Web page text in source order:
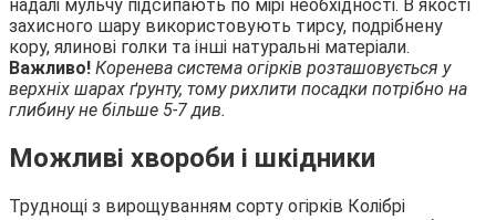
надалі мульчу підсипають по мірі необхідності. В якості
захисного шару використовують тирсу, подрібнену
кору, ялинові голки та інші натуральні матеріали.
Важливо! Коренева система огірків розташовується у
верхніх шарах ґрунту, тому рихлити посадки потрібно на
глибину не більше 5-7 див.
Можливі хвороби і шкідники
Труднощі з вирощуванням сорту огірків Колібрі